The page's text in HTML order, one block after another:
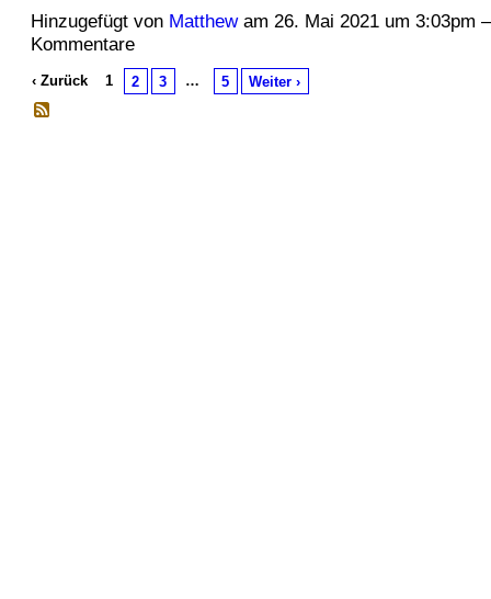
Hinzugefügt von Matthewam 26. Mai 2021 um 3:03pm
Kommentare
‹ Zurück 1 2 3 … 5 Weiter ›